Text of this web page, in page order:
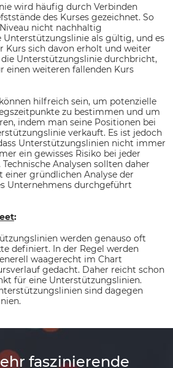
wird häufig durch Verbinden
des Kurses gezeichnet. So
nicht nachhaltig
als gültig, und es
Kurs sich davon erholt und weiter
Unterstützungslinie durchbricht,
einen weiteren fallenden Kurs
hilfreich sein, um potenzielle
zu bestimmen und um
indem man seine Positionen bei
verkauft. Es ist jedoch
Unterstützungslinien nicht immer
ein gewisses Risiko bei jeder
Analysen sollten daher
gründlichen Analyse der
Unternehmens durchgeführt
:
werden genauso oft
definiert. In der Regel werden
waagerecht im Chart
gedacht. Daher reicht schon
für eine Unterstützungslinien.
sind dagegen
faszinierende